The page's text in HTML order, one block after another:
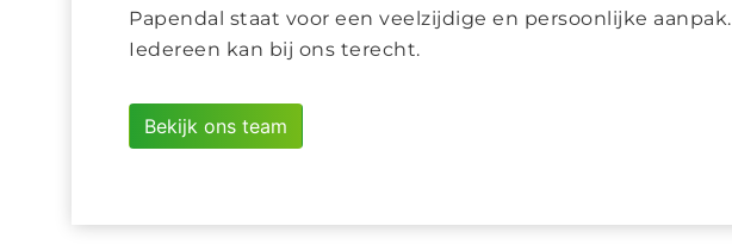
Papendal staat voor een veelzijdige en persoonlijke aanpak.
Iedereen kan bij ons terecht.
Bekijk ons team